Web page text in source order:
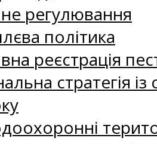
регулювання
політика
реєстрація
стратегія